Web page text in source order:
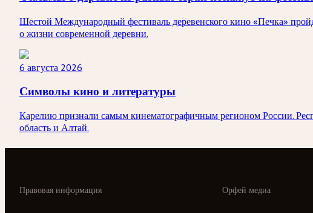
Шестой Международный фестиваль деревенского кино «Печка»
о жизни современной деревни.
6 августа 2026
Символы кино и литературы
Карелию признали самым кинематографичным регионом России.
область и Алтай.
Орфей медиа
Правовая информация